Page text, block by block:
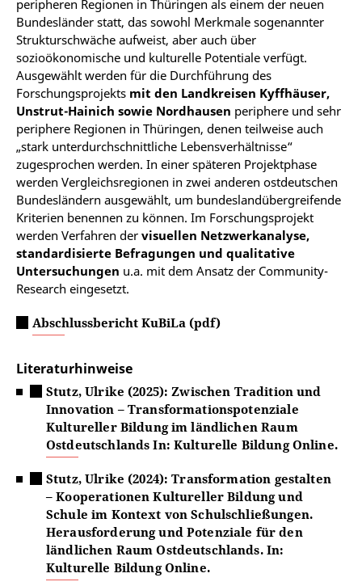
peripheren Regionen in Thüringen als einem der neuen
Bundesländer statt, das sowohl Merkmale sogenannter
Strukturschwäche aufweist, aber auch über
sozioökonomische und kulturelle Potentiale verfügt.
Ausgewählt werden für die Durchführung des
Forschungsprojekts mit den Landkreisen Kyffhäuser,
Unstrut-Hainich sowie Nordhausen periphere und sehr
periphere Regionen in Thüringen, denen teilweise auch
„stark unterdurchschnittliche Lebensverhältnisse“
zugesprochen werden. In einer späteren Projektphase
werden Vergleichsregionen in zwei anderen ostdeutschen
Bundesländern ausgewählt, um bundeslandübergreifende
Kriterien benennen zu können. Im Forschungsprojekt
werden Verfahren der visuellen Netzwerkanalyse,
standardisierte Befragungen und qualitative
Untersuchungen u.a. mit dem Ansatz der Community-
Research eingesetzt.
Abschlussbericht KuBiLa (pdf)
Literaturhinweise
Stutz, Ulrike (2025): Zwischen Tradition und
Innovation – Transformationspotenziale
Kultureller Bildung im ländlichen Raum
Ostdeutschlands In: Kulturelle Bildung Online.
Stutz, Ulrike (2024): Transformation gestalten
– Kooperationen Kultureller Bildung und
Schule im Kontext von Schulschließungen.
Herausforderung und Potenziale für den
ländlichen Raum Ostdeutschlands. In:
Kulturelle Bildung Online.